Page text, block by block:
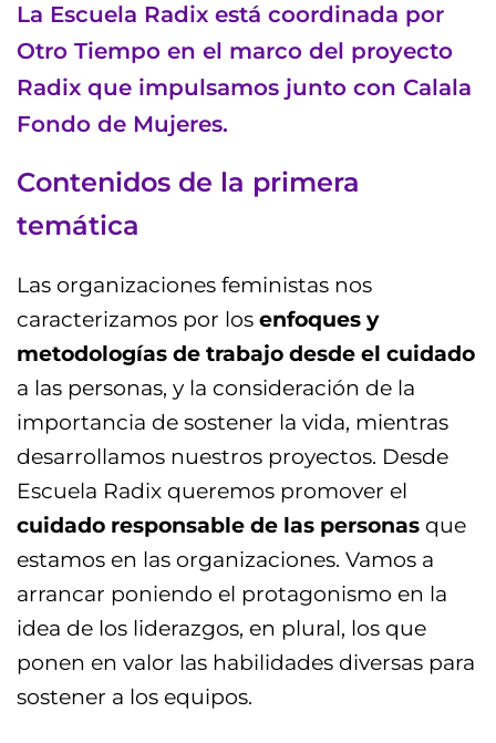
La Escuela Radix está coordinada por
Otro Tiempo en el marco del proyecto
Radix que impulsamos junto con Calala
Fondo de Mujeres.
Contenidos de la primera
temática
Las organizaciones feministas nos
caracterizamos por los enfoques y
metodologías de trabajo desde el cuidado
a las personas, y la consideración de la
importancia de sostener la vida, mientras
desarrollamos nuestros proyectos. Desde
Escuela Radix queremos promover el
cuidado responsable de las personas que
estamos en las organizaciones. Vamos a
arrancar poniendo el protagonismo en la
idea de los liderazgos, en plural, los que
ponen en valor las habilidades diversas para
sostener a los equipos.